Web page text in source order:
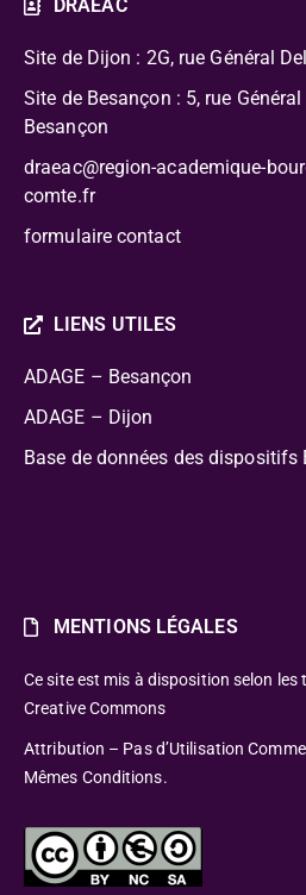
DRAEAC
Site de Dijon : 2G, rue Général
Site de Besançon : 5, rue
Besançon
draeac@region-academique-
comte.fr
formulaire contact
LIENS UTILES
ADAGE – Besançon
ADAGE – Dijon
Base de données des dispositifs
MENTIONS LÉGALES
Ce site est mis à disposition selon les
Creative Commons
Attribution – Pas d’Utilisation
Mêmes Conditions.